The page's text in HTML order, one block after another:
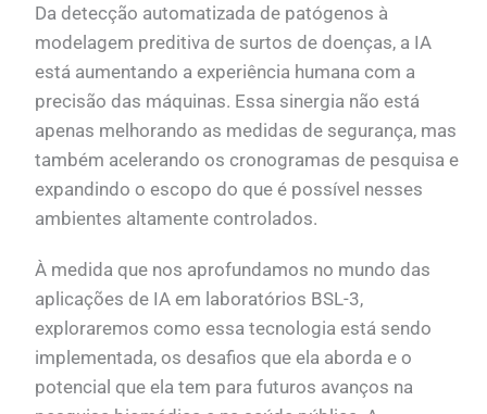
Da detecção automatizada de patógenos à
modelagem preditiva de surtos de doenças, a IA
está aumentando a experiência humana com a
precisão das máquinas. Essa sinergia não está
apenas melhorando as medidas de segurança, mas
também acelerando os cronogramas de pesquisa e
expandindo o escopo do que é possível nesses
ambientes altamente controlados.
À medida que nos aprofundamos no mundo das
aplicações de IA em laboratórios BSL-3,
exploraremos como essa tecnologia está sendo
implementada, os desafios que ela aborda e o
potencial que ela tem para futuros avanços na